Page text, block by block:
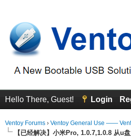
Hello There, Guest! Login
Ventoy Forums › Ventoy General Use ——
【已经解决】小米Pro, 1.0.7,1.0.8 从u